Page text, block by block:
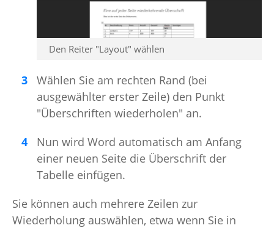
Den Reiter "Layout" wählen
Wählen Sie am rechten Rand (bei
ausgewählter erster Zeile) den Punkt
"Überschriften wiederholen" an.
Nun wird Word automatisch am Anfang
einer neuen Seite die Überschrift der
Tabelle einfügen.
Sie können auch mehrere Zeilen zur
Wiederholung auswählen, etwa wenn Sie in